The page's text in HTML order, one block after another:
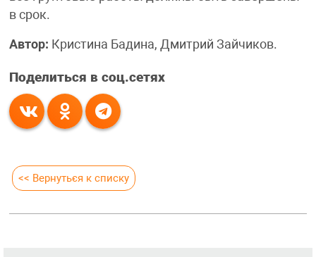
в срок.
Автор: Кристина Бадина, Дмитрий Зайчиков.
Поделиться в соц.сетях
<< Вернуться к списку